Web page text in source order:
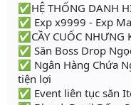
✅HỆ THỐNG DANH
✅ Exp x9999 - Exp
✅CẦY CUỐC NHƯNG
✅ Săn Boss Drop
✅ Ngân Hàng Chứa
tiện lợi
✅ Event liên tục săn